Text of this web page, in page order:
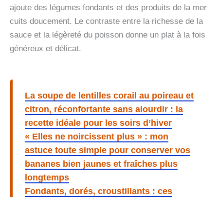
ajoute des légumes fondants et des produits de la mer
cuits doucement. Le contraste entre la richesse de la
sauce et la légèreté du poisson donne un plat à la fois
généreux et délicat.
La soupe de lentilles corail au poireau et
citron, réconfortante sans alourdir : la
recette idéale pour les soirs d’hiver
« Elles ne noircissent plus » : mon
astuce toute simple pour conserver vos
bananes bien jaunes et fraîches plus
longtemps
Fondants, dorés, croustillants : ces